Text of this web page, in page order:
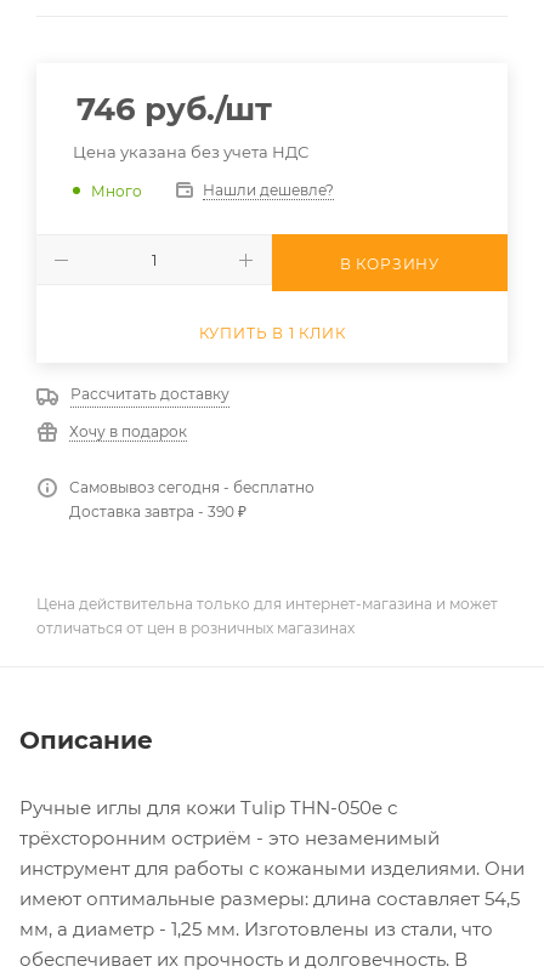
746 руб./шт
Цена указана без учета НДС
Много Нашли дешевле?
В КОРЗИНУ
КУПИТЬ В 1 КЛИК
Рассчитать доставку
Хочу в подарок
Самовывоз сегодня - бесплатно
Доставка завтра - 390 ₽
Цена действительна только для интернет-магазина и может
отличаться от цен в розничных магазинах
Описание
Ручные иглы для кожи Tulip THN-050e с
трёхсторонним остриём - это незаменимый
инструмент для работы с кожаными изделиями. Они
имеют оптимальные размеры: длина составляет 54,5
мм, а диаметр - 1,25 мм. Изготовлены из стали, что
обеспечивает их прочность и долговечность. В